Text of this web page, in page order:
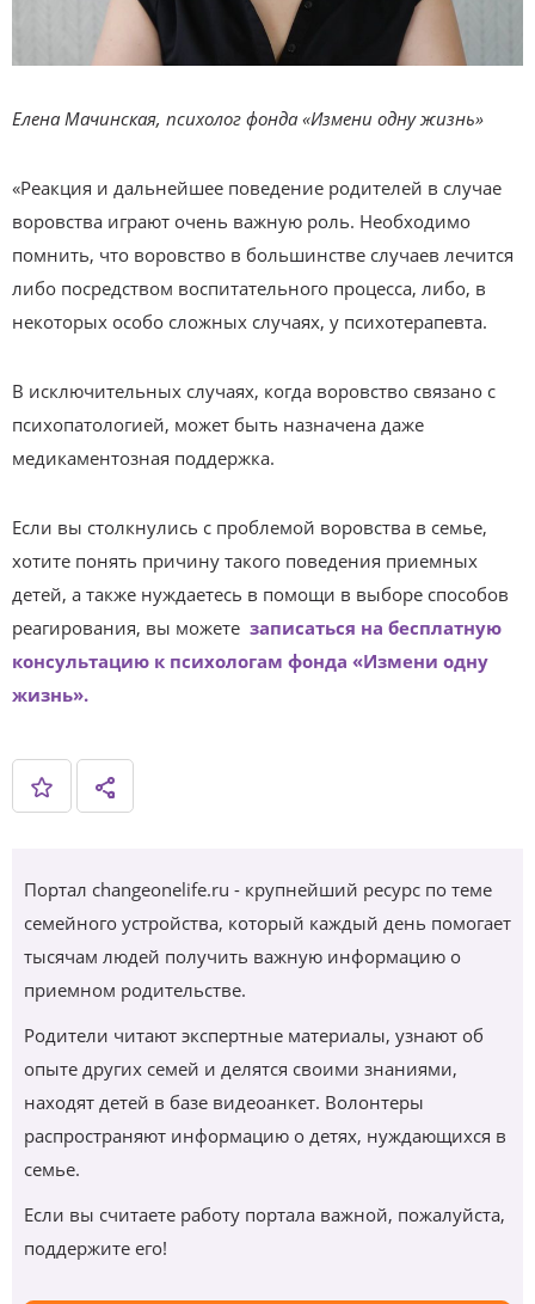
Елена Мачинская, психолог фонда «Измени одну жизнь»
«Реакция и дальнейшее поведение родителей в случае
воровства играют очень важную роль. Необходимо
помнить, что воровство в большинстве случаев лечится
либо посредством воспитательного процесса, либо, в
некоторых особо сложных случаях, у психотерапевта.
В исключительных случаях, когда воровство связано с
психопатологией, может быть назначена даже
медикаментозная поддержка.
Если вы столкнулись с проблемой воровства в семье,
хотите понять причину такого поведения приемных
детей, а также нуждаетесь в помощи в выборе способов
реагирования, вы можете записаться на бесплатную
консультацию к психологам фонда «Измени одну
жизнь».
Портал changeonelife.ru - крупнейший ресурс по теме
семейного устройства, который каждый день помогает
тысячам людей получить важную информацию о
приемном родительстве.
Родители читают экспертные материалы, узнают об
опыте других семей и делятся своими знаниями,
находят детей в базе видеоанкет. Волонтеры
распространяют информацию о детях, нуждающихся в
семье.
Если вы считаете работу портала важной, пожалуйста,
поддержите его!